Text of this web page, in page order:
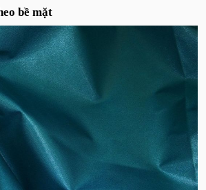
bề mặt